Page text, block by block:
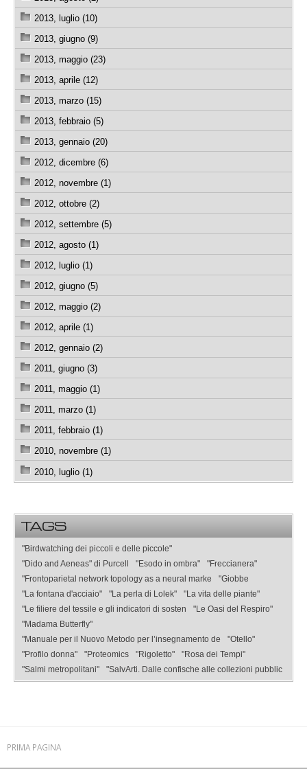
2013, luglio (10)
2013, giugno (9)
2013, maggio (23)
2013, aprile (12)
2013, marzo (15)
2013, febbraio (5)
2013, gennaio (20)
2012, dicembre (6)
2012, novembre (1)
2012, ottobre (2)
2012, settembre (5)
2012, agosto (1)
2012, luglio (1)
2012, giugno (5)
2012, maggio (2)
2012, aprile (1)
2012, gennaio (2)
2011, giugno (3)
2011, maggio (1)
2011, marzo (1)
2011, febbraio (1)
2010, novembre (1)
2010, luglio (1)
TAGS
"Birdwatching dei piccoli e delle piccole"
"Dido and Aeneas" di Purcell
"Esodo in ombra"
"Freccianera"
"Frontoparietal network topology as a neural marke
"Giobbe
"La fontana d'acciaio"
"La perla di Lolek"
"La vita delle piante"
"Le filiere del tessile e gli indicatori di sosten
"Le Oasi del Respiro"
"Madama Butterfly"
"Manuale per il Nuovo Metodo per l’insegnamento de
"Otello"
"Profilo donna"
"Proteomics "Rigoletto"
"Rosa dei Tempi"
"Salmi metropolitani"
"SalvArti. Dalle confische alle collezioni pubblic
PRIMA PAGINA